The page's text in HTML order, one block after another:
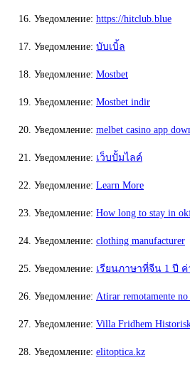
Уведомление: https://hitclub.blue
Уведомление: บับเบิ้ล
Уведомление: Mostbet
Уведомление: Mostbet indir
Уведомление: melbet casino app
Уведомление: เว็บปั้มไลค์
Уведомление: Learn More
Уведомление: How long to stay in
Уведомление: clothing manufacturer
Уведомление: เรียนภาษาที่จีน 1 ปี ค่
Уведомление: Atirar remotamente
Уведомление: Villa Fridhem
Уведомление: elitoptica.kz